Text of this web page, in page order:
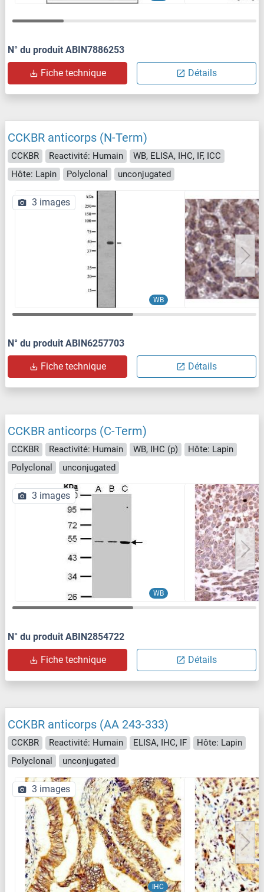
N° du produit ABIN7886253
Fiche technique Détails
CCKBR anticorps (N-Term)
CCKBR Reactivité: Humain
WB, ELISA, IHC, IF, ICC
Hôte: Lapin
Polyclonal unconjugated
WB
3 images
N° du produit ABIN6257703
Fiche technique Détails
CCKBR anticorps (C-Term)
CCKBR Reactivité: Humain WB, IHC (p)
Hôte: Lapin
Polyclonal
unconjugated
WB
3 images
N° du produit ABIN2854722
Fiche technique Détails
CCKBR anticorps (AA 243-333)
CCKBR Reactivité: Humain ELISA, IHC, IF
Hôte: Lapin
Polyclonal
unconjugated
IHC
3 images